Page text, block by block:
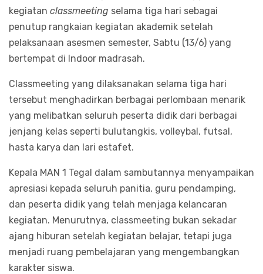
kegiatan classmeeting selama tiga hari sebagai
penutup rangkaian kegiatan akademik setelah
pelaksanaan asesmen semester, Sabtu (13/6) yang
bertempat di Indoor madrasah.
Classmeeting yang dilaksanakan selama tiga hari
tersebut menghadirkan berbagai perlombaan menarik
yang melibatkan seluruh peserta didik dari berbagai
jenjang kelas seperti bulutangkis, volleybal, futsal,
hasta karya dan lari estafet.
Kepala MAN 1 Tegal dalam sambutannya menyampaikan
apresiasi kepada seluruh panitia, guru pendamping,
dan peserta didik yang telah menjaga kelancaran
kegiatan. Menurutnya, classmeeting bukan sekadar
ajang hiburan setelah kegiatan belajar, tetapi juga
menjadi ruang pembelajaran yang mengembangkan
karakter siswa.